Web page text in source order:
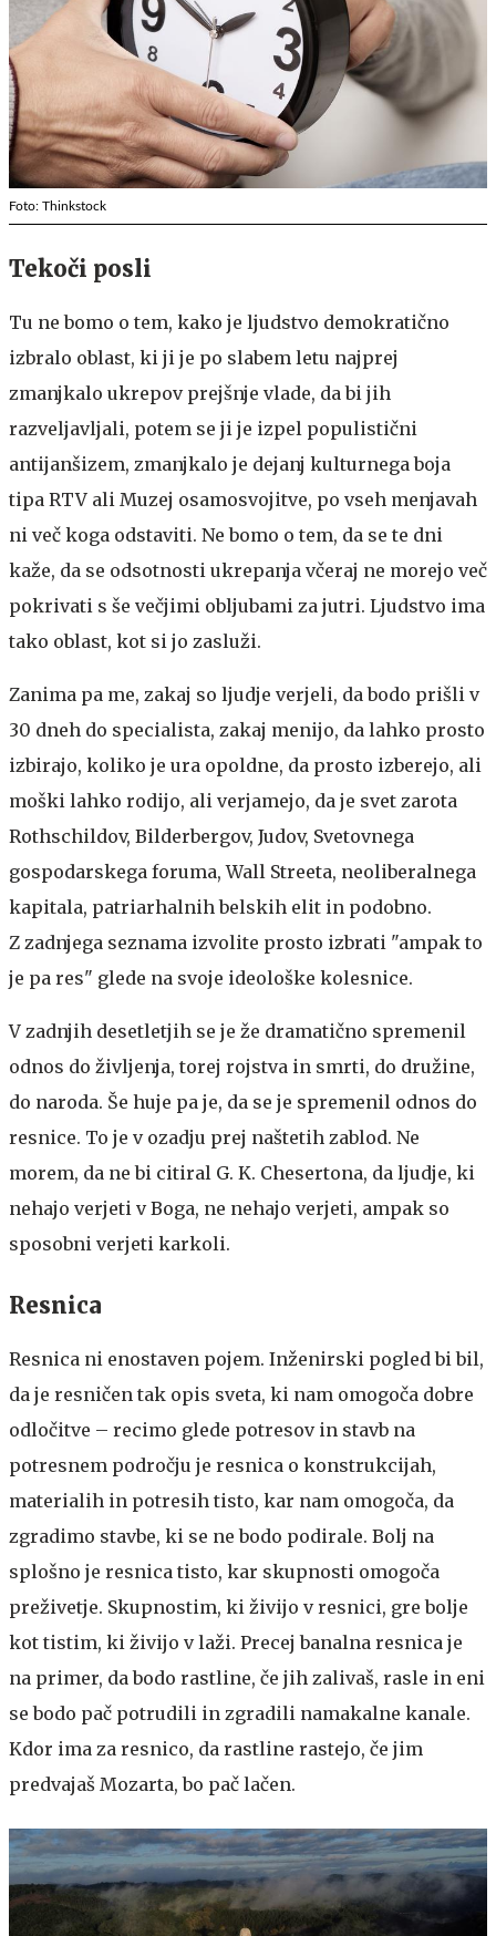
Foto: Thinkstock
Tekoči posli
Tu ne bomo o tem, kako je ljudstvo demokratično
izbralo oblast, ki ji je po slabem letu najprej
zmanjkalo ukrepov prejšnje vlade, da bi jih
razveljavljali, potem se ji je izpel populistični
antijanšizem, zmanjkalo je dejanj kulturnega boja
tipa RTV ali Muzej osamosvojitve, po vseh menjavah
ni več koga odstaviti. Ne bomo o tem, da se te dni
kaže, da se odsotnosti ukrepanja včeraj ne morejo več
pokrivati s še večjimi obljubami za jutri. Ljudstvo ima
tako oblast, kot si jo zasluži.
Zanima pa me, zakaj so ljudje verjeli, da bodo prišli v
30 dneh do specialista, zakaj menijo, da lahko prosto
izbirajo, koliko je ura opoldne, da prosto izberejo, ali
moški lahko rodijo, ali verjamejo, da je svet zarota
Rothschildov, Bilderbergov, Judov, Svetovnega
gospodarskega foruma, Wall Streeta, neoliberalnega
kapitala, patriarhalnih belskih elit in podobno.
Z zadnjega seznama izvolite prosto izbrati "ampak to
je pa res" glede na svoje ideološke kolesnice.
V zadnjih desetletjih se je že dramatično spremenil
odnos do življenja, torej rojstva in smrti, do družine,
do naroda. Še huje pa je, da se je spremenil odnos do
resnice. To je v ozadju prej naštetih zablod. Ne
morem, da ne bi citiral G. K. Chesertona, da ljudje, ki
nehajo verjeti v Boga, ne nehajo verjeti, ampak so
sposobni verjeti karkoli.
Resnica
Resnica ni enostaven pojem. Inženirski pogled bi bil,
da je resničen tak opis sveta, ki nam omogoča dobre
odločitve – recimo glede potresov in stavb na
potresnem področju je resnica o konstrukcijah,
materialih in potresih tisto, kar nam omogoča, da
zgradimo stavbe, ki se ne bodo podirale. Bolj na
splošno je resnica tisto, kar skupnosti omogoča
preživetje. Skupnostim, ki živijo v resnici, gre bolje
kot tistim, ki živijo v laži. Precej banalna resnica je
na primer, da bodo rastline, če jih zalivaš, rasle in eni
se bodo pač potrudili in zgradili namakalne kanale.
Kdor ima za resnico, da rastline rastejo, če jim
predvajaš Mozarta, bo pač lačen.